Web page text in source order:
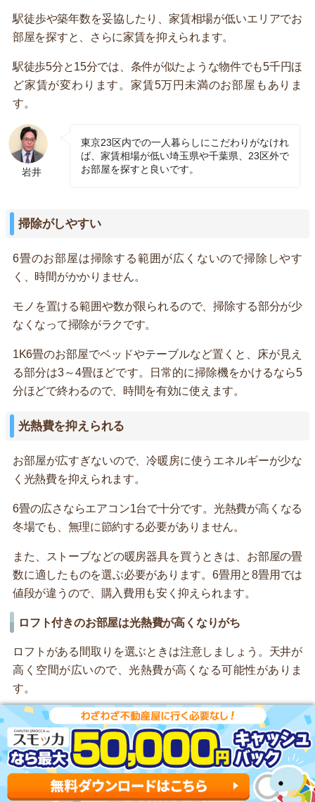
駅徒歩や築年数を妥協したり、家賃相場が低いエリアでお
部屋を探すと、さらに家賃を抑えられます。
駅徒歩5分と15分では、条件が似たような物件でも5千円ほ
ど家賃が変わります。家賃5万円未満のお部屋もありま
す。
岩井
東京23区内での一人暮らしにこだわりがなけれ
ば、家賃相場が低い埼玉県や千葉県、23区外で
お部屋を探すと良いです。
掃除がしやすい
6畳のお部屋は掃除する範囲が広くないので掃除しやす
く、時間がかかりません。
モノを置ける範囲や数が限られるので、掃除する部分が少
なくなって掃除がラクです。
1K6畳のお部屋でベッドやテーブルなど置くと、床が見え
る部分は3～4畳ほどです。日常的に掃除機をかけるなら5
分ほどで終わるので、時間を有効に使えます。
光熱費を抑えられる
お部屋が広すぎないので、冷暖房に使うエネルギーが少な
く光熱費を抑えられます。
6畳の広さならエアコン1台で十分です。光熱費が高くなる
冬場でも、無理に節約する必要がありません。
また、ストーブなどの暖房器具を買うときは、お部屋の畳
数に適したものを選ぶ必要があります。6畳用と8畳用では
値段が違うので、購入費用も安く抑えられます。
ロフト付きのお部屋は光熱費が高くなりがち
ロフトがある間取りを選ぶときは注意しましょう。天井が
高く空間が広いので、光熱費が高くなる可能性がありま
す。
お部屋を快適に保つためにエアコンや暖房器具を強く効か
せなければならないので、ロフトがないお部屋より光熱費
が高くなってしまいます。
夏場はロフトに熱がこもりやすいです。ロフト